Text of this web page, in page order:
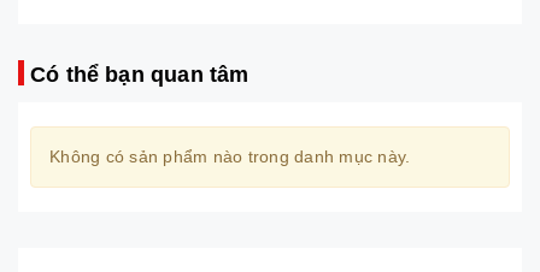
Có thể bạn quan tâm
Không có sản phẩm nào trong danh mục này.